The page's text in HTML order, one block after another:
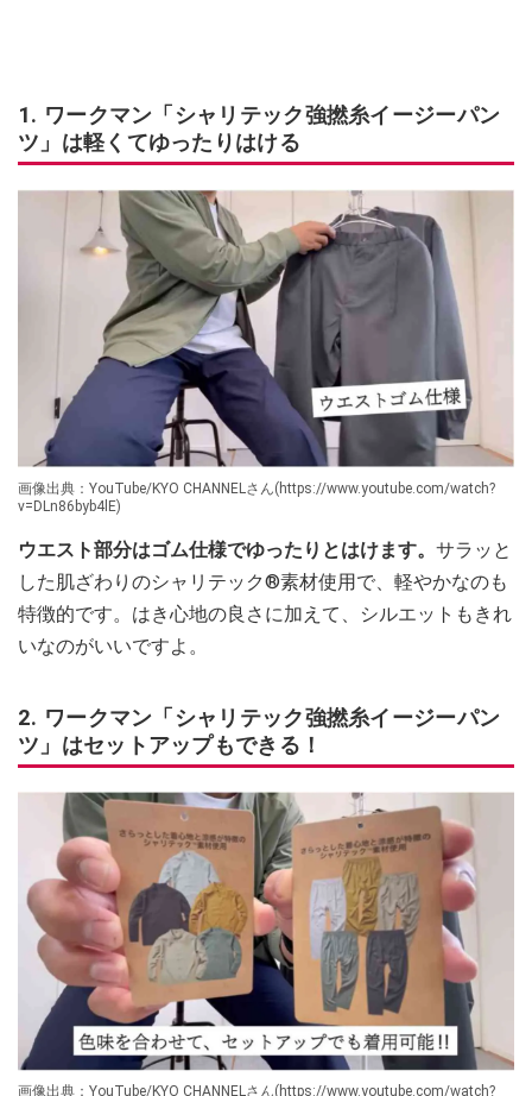
1. ワークマン「シャリテック強撚糸イージーパン
ツ」は軽くてゆったりはける
画像出典：YouTube/KYO CHANNELさん(https://www.youtube.com/watch?
v=DLn86byb4lE)
ウエスト部分はゴム仕様でゆったりとはけます。 サラッと
した肌ざわりのシャリテック®素材使用で、軽やかなのも
特徴的です。はき心地の良さに加えて、シルエットもきれ
いなのがいいですよ。
2. ワークマン「シャリテック強撚糸イージーパン
ツ」はセットアップもできる！
画像出典：YouTube/KYO CHANNELさん(https://www.youtube.com/watch?